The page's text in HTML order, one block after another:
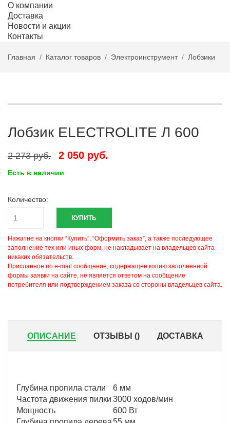
О компании
Доставка
Новости и акции
Контакты
Главная Каталог товаров Электроинструмент Лобзики
Лобзик ELECTROLITE Л 600
2 273 руб. 2 050 руб.
Есть в наличии
Количество:
КУПИТЬ
Нажатие на кнопки “Купить”, “Оформить заказ”, а также последующее
заполнение тех или иных форм, не накладывает на владельцев сайта
никаких обязательств.
Присланное по e-mail сообщение, содержащее копию заполненной
формы заявки на сайте, не является ответом на сообщение
потребителя или подтверждением заказа со стороны владельцев сайта.
ОПИСАНИЕ ОТЗЫВЫ () ДОСТАВКА
Глубина пропила стали
6 мм
Частота движения пилки 3000 ходов/мин
Мощность
600 Вт